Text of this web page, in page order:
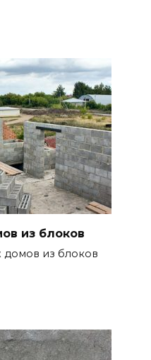
из блоков
домов из блоков